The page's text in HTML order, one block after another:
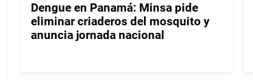
Dengue en Panamá: Minsa pide
eliminar criaderos del mosquito y
anuncia jornada nacional